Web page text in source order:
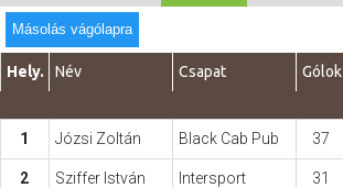
Szabadidő
Hasznos
Másolás vágólapra
Hely. Név Csapat Gólok
1 Józsi Zoltán Black Cab Pub 37
2 Sziffer István
Intersport
31